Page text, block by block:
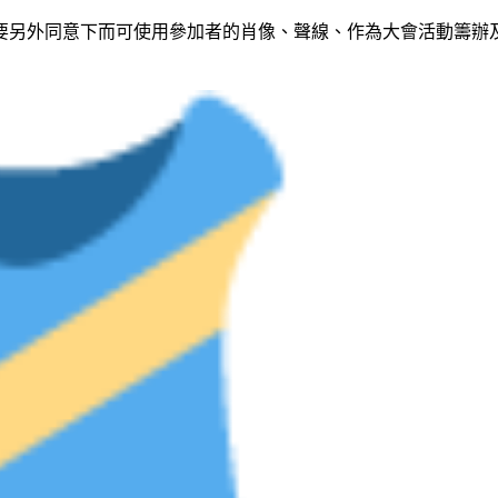
外同意下而可使用參加者的肖像、聲線、作為大會活動籌辦